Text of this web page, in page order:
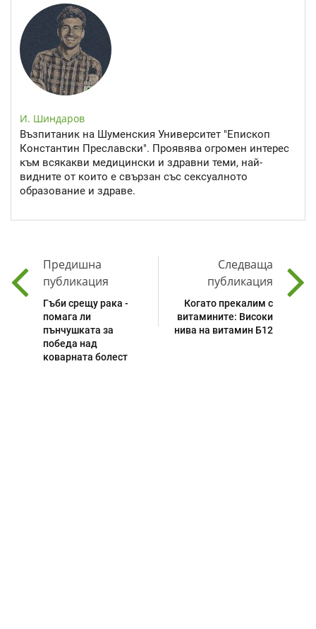
И. Шиндаров
Възпитаник на Шуменския Университет "Епископ
Константин Преславски". Проявява огромен интерес
към всякакви медицински и здравни теми, най-
видните от които е свързан със сексуалното
образование и здраве.
Предишна
публикация
Гъби срещу рака -
помага ли
пънчушката за
победа над
коварната болест
Следваща
публикация
Когато прекалим с
витамините: Високи
нива на витамин Б12